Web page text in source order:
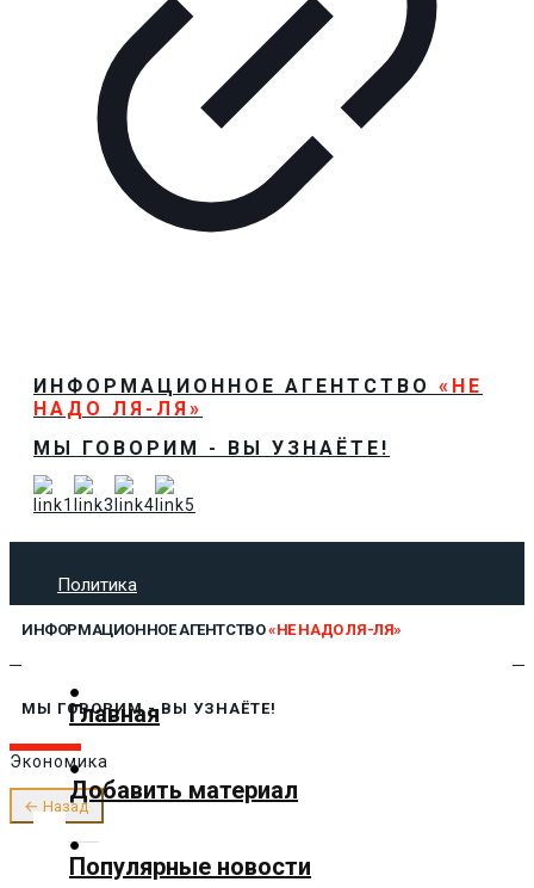
ИНФОРМАЦИОННОЕ АГЕНТСТВО «НЕ
НАДО ЛЯ-ЛЯ»
МЫ ГОВОРИМ - ВЫ УЗНАЁТЕ!
Политика
Технологии
Предложить новость
О нас
✕
ИНФОРМАЦИОННОЕ АГЕНТСТВО«НЕ НАДО ЛЯ-ЛЯ»
Главная
Добавить материал
Популярные новости
МЫ ГОВОРИМ - ВЫ УЗНАЁТЕ!
Экономика
← Назад